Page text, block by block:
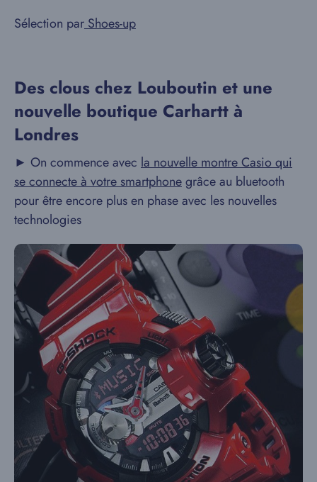
Sélection par Shoes-up
Des clous chez Louboutin et une
nouvelle boutique Carhartt à
Londres
► On commence avec la nouvelle montre Casio qui
se connecte à votre smartphonegrâce au bluetooth
pour être encore plus en phase avec les nouvelles
technologies